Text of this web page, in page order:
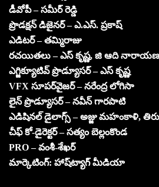
డీవోపీ – సమీర్ రెడ్డి
ప్రొడక్షన్ డిజైనర్ – ఎ.ఎస్. ప్రకాష్
ఎడిటర్ – తమ్మిరాజు
రచయితలు – ఎస్ కృష్ణ, జి ఆది నారాయణ
ఎగ్జిక్యూటివ్ ప్రొడ్యూసర్ – ఎస్ కృష్ణ
VFX సూపర్‌వైజర్ – నరేంద్ర లోగిసా
లైన్ ప్రొడ్యూసర్ – నవీన్ గారపాటి
ఎడిషినల్ డైలాగ్స్ – అజ్జు మహంకాళి,
చీఫ్ కో-డైరెక్టర్ – సత్యం బెల్లంకొండ
PRO – వంశీ-శేఖర్
మార్కెటింగ్: హాష్‌ట్యాగ్ మీడియా